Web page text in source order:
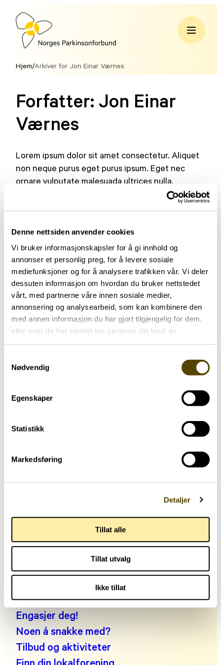
Denne nettsiden anvender cookies
Vi bruker informasjonskapsler for å gi innhold og
annonser et personlig preg, for å levere sosiale
mediefunksjoner og for å analysere trafikken vår. Vi deler
dessuten informasjon om hvordan du bruker nettstedet
vårt, med partnerne våre innen sosiale medier,
annonsering og analysearbeid, som kan kombinere den
med annen informasjon du har gjort tilgjengelig for dem,
eller som de har samlet inn gjennom din bruk av
Nødvendig
Egenskaper
Statistikk
Markedsføring
Detaljer
Tillat alle
Tillat utvalg
Ikke tillat
Hopp
innholdNorges
Hjem/Arkiver for Jon Einar Værnes
Forfatter: Jon Einar
Værnes
Lorem ipsum dolor sit amet consectetur. Aliquet
non neque purus eget purus ipsum. Eget nec
ornare vulputate malesuada ultrices nulla.
Volutpat lacus sit malesuada sit amet. Ut lacus
Aktuelt
17.02.2026
Telefon: +47 22 00 83 00
Man kl. 10:30-14:00, tir-fre kl. 09:00-14:00
post@parkinson.no
Personvernerklæring
Fakta om parkinson
Leve med parkinson
Engasjer deg!
Noen å snakke med?
Tilbud og aktiviteter
Finn din lokalforening